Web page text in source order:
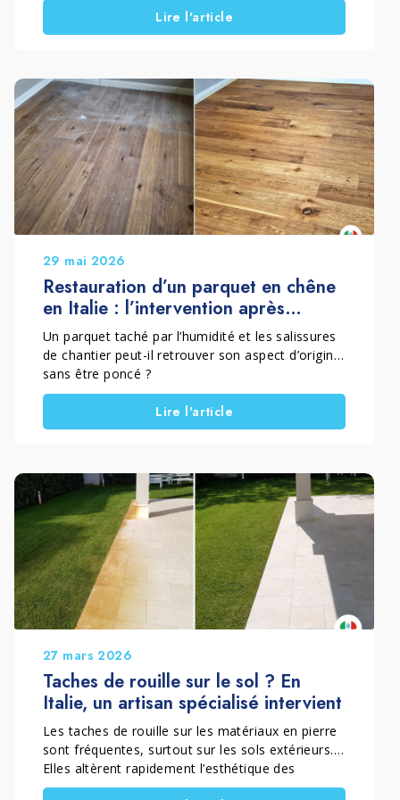
traitement d’un sol extérieur en teck avec un
système d’imprégnation professionnel. L’objectif
traitement devait valoriser la couleur et les
veines naturelles de la surface.
Lire l'article
29 mai 2026
Restauration d’un parquet en chêne
en Italie : l’intervention après
chantier d’EASY PARKET
Un parquet taché par l’humidité et les salissures
de chantier peut-il retrouver son aspect d’origine
sans être poncé ?
C’est le défi relevé par EASY PARKET de
Francesco Ghelardi lors de cette intervention
réalisée à Prato, Toscane, Italie sur un parquet
taches foncées causées par l’humidité retenue
sous une bâche en nylon pendant des travaux de
maçonnerie, ainsi que des résidus et des traces
typiques d’un chantier. Grâce à une approche
technique et conservatrice, l’artisan a pu
restaurer la surface sans recourir au ponçage.
Cette méthode a permis de préserver le
microchanfrein d’origine du parquet tout en
Lire l'article
27 mars 2026
Taches de rouille sur le sol ? En
Italie, un artisan spécialisé intervient
Les taches de rouille sur les matériaux en pierre
sont fréquentes, surtout sur les sols extérieurs.
Elles altèrent rapidement l’esthétique des
surfaces. De plus, elles deviennent difficiles à